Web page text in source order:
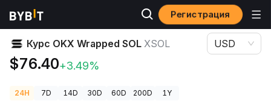
Регистрация
Цены криптовалют Курс OKX Wrapped SOL XSOL
Курс OKX Wrapped SOL XSOL
$76.40+3.49%
USD
24H 7D 14D 30D 60D 200D 1Y